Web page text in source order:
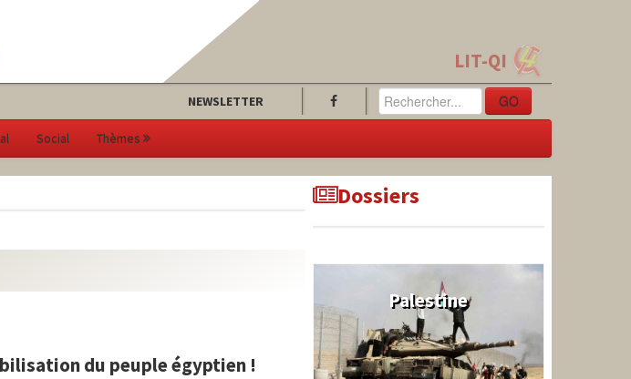
LIT-QI
NEWSLETTER GO
Social Thèmes
du peuple égyptien !
Dossiers
Palestine